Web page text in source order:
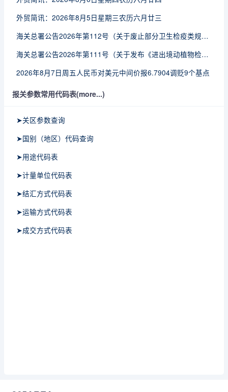
外贸简讯：2026年8月5日星期三农历六月廿三
海关总署公告2026年第112号（关于废止部分卫生检疫类规范性文件的公告）
海关总署公告2026年第111号（关于发布《进出境动植物检疫处理监督管理工作规定》《进出境卫生处理监督管理工作规定》的公告）
2026年8月7日周五人民币对美元中间价报6.7904调贬9个基点
报关参数常用代码表(more...)
➤关区参数查询
➤国别（地区）代码查询
➤用途代码表
➤计量单位代码表
➤结汇方式代码表
➤运输方式代码表
➤成交方式代码表